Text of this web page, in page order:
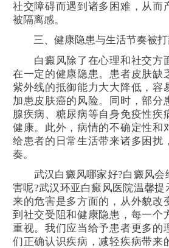
社交障碍而遇到诸多困难，从而
被隔离感。
三、健康隐患与生活节奏被打
白癜风除了在心理和社交方
在一定的健康隐患。患者皮肤缺
紫外线的抵御能力大大降低，容
加患皮肤癌的风险。同时，部分
腺疾病、糖尿病等自身免疫性疾
健康。此外，病情的不确定性和
给患者的日常生活带来诸多困扰
奏。
武汉白癜风哪家好?白癜风会
害呢?武汉环亚白癜风医院温馨提
来的危害是多方面的，从外貌改
到社交受阻和健康隐患，每一个
重视。我们应当给予患者更多的
们正确认识疾病，减轻疾病带来